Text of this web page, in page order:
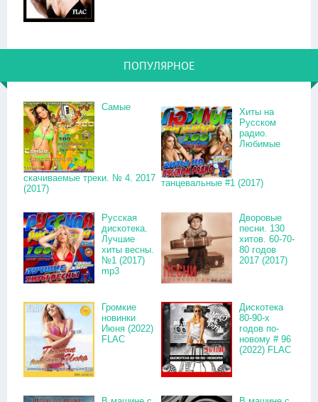
ПОПУЛЯРНОЕ
Самые
скачиваемые треки. № 4. 2017
(2017)
Хиты на
Русском
радио.
Любимые
танцевальные #1 (2017)
Русская
дискотека.
Лучшие
хиты весны.
№1 (2017)
mp3
Дворовые
песни. 130
хитов. 60-70-
80 годов
2017 (2017)
Громкие
новинки
Июня (2022)
FLAC
Дискотека
80-90-х
годов по-
новому # 96
(2022) FLAC